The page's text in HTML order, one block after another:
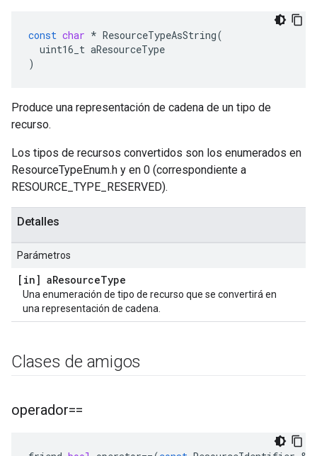
const char * ResourceTypeAsString(
uint16_t aResourceType
)
Produce una representación de cadena de un tipo de
recurso.
Los tipos de recursos convertidos son los enumerados en
ResourceTypeEnum.h y en 0 (correspondiente a
RESOURCE_TYPE_RESERVED).
Detalles
Parámetros
[in] aResourceType
Una enumeración de tipo de recurso que se convertirá en
una representación de cadena.
Clases de amigos
operador==